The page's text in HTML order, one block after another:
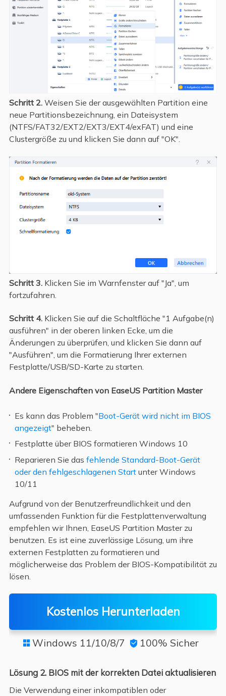
Schritt 2.Weisen Sie der ausgewählten Partition eine
neue Partitionsbezeichnung, ein Dateisystem
(NTFS/FAT32/EXT2/EXT3/EXT4/exFAT) und eine
Clustergröße zu und klicken Sie dann auf "OK".
Schritt 3. Klicken Sie im Warnfenster auf "Ja", um
fortzufahren.
Schritt 4. Klicken Sie auf die Schaltfläche "1 Aufgabe(n)
ausführen" in der oberen linken Ecke, um die
Änderungen zu überprüfen, und klicken Sie dann auf
"Ausführen", um die Formatierung Ihrer externen
Festplatte/USB/SD-Karte zu starten.
Andere Eigenschaften von EaseUS Partition Master
Es kann das Problem "Boot-Gerät wird nicht im BIOS
angezeigt" beheben.
Festplatte über BIOS formatieren Windows 10
Reparieren Sie dasfehlende Standard-Boot-Gerät
oder den fehlgeschlagenen Start unter Windows
10/11
Aufgrund von der Benutzerfreundlichkeit und den
umfassenden Funktion für die Festplattenverwaltung
empfehlen wir Ihnen, EaseUS Partition Master zu
benutzen. Es ist eine zuverlässige Lösung, um ihre
externen Festplatten zu formatieren und
möglicherweise das Problem der BIOS-Kompatibilität zu
lösen.
Kostenlos Herunterladen
 Windows 11/10/8/7  100% Sicher
Lösung 2. BIOS mit der korrekten Datei aktualisieren
Die Verwendung einer inkompatiblen oder